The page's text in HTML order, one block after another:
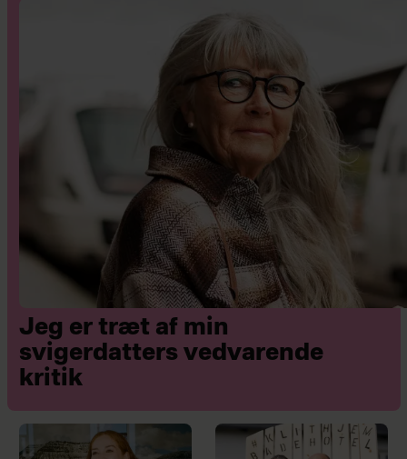
Jeg er træt af min
svigerdatters vedvarende
kritik